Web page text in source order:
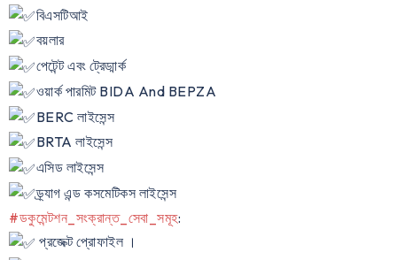
বিএসটিআই
বয়লার
পেটেন্ট এবং ট্রেড্মার্ক
ওয়ার্ক পারমিট BIDA And BEPZA
BERC লাইসেন্স
BRTA লাইসেন্স
এসিড লাইসেন্স
ড্র্যাগ এন্ড কসমেটিকস লাইসেন্স
#ডকুমেন্টশন_সংক্রান্ত_সেবা_সমূহ:
প্রজেক্ট প্রোফাইল ।